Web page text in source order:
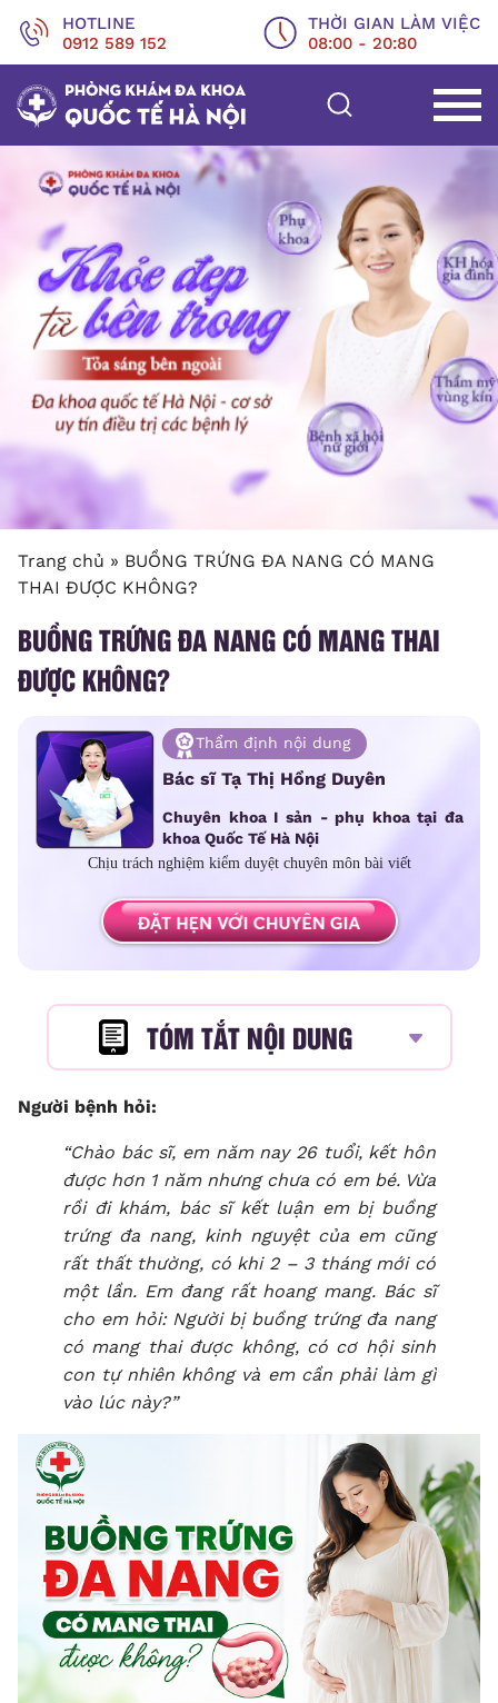
HOTLINE
0912 589 152
THỜI GIAN LÀM VIỆC
08:00 - 20:80
Trang chủ » BUỒNG TRỨNG ĐA NANG CÓ MANG
THAI ĐƯỢC KHÔNG?
BUỒNG TRỨNG ĐA NANG CÓ MANG THAI
ĐƯỢC KHÔNG?
Thẩm định nội dung
Bác sĩ Tạ Thị Hồng Duyên
Chuyên khoa I sản - phụ khoa tại đa
khoa Quốc Tế Hà Nội
Chịu trách nghiệm kiểm duyệt chuyên môn bài viết
TÓM TẮT NỘI DUNG
Người bệnh hỏi:
“Chào bác sĩ, em năm nay 26 tuổi, kết hôn
được hơn 1 năm nhưng chưa có em bé. Vừa
rồi đi khám, bác sĩ kết luận em bị buồng
trứng đa nang, kinh nguyệt của em cũng
rất thất thường, có khi 2 – 3 tháng mới có
một lần. Em đang rất hoang mang. Bác sĩ
cho em hỏi: Người bị buồng trứng đa nang
có mang thai được không,có cơ hội sinh
con tự nhiên không và em cần phải làm gì
vào lúc này?”